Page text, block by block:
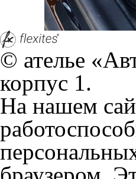
© ателье
корпус 1.
На нашем
браузером.
и т.д. Если